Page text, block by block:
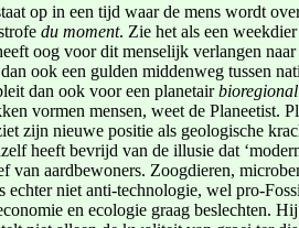
op in een tijd waar de mens wordt
du moment. Zie het als een
oog voor dit menselijk verlangen
ook een gulden middenweg tussen
dan ook voor een planetair
vormen mensen, weet de Planeetist.
zijn nieuwe positie als geologische
heeft bevrijd van de illusie dat
van aardbewoners. Zoogdieren,
echter niet anti-technologie, wel pro-
en ecologie graag beslechten.